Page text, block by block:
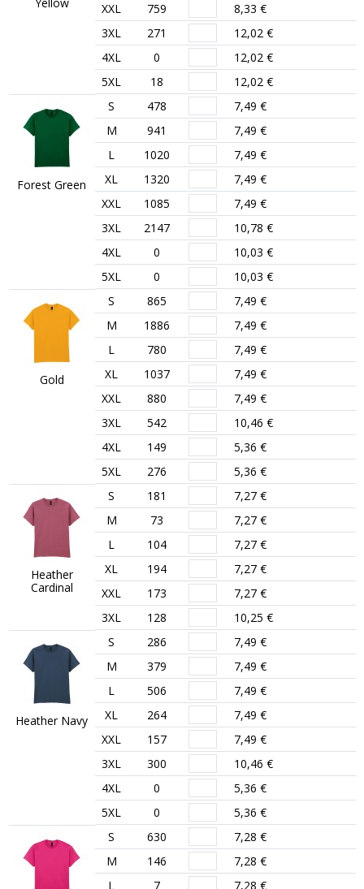
XXL
759
8,33 €
3XL
271
12,02 €
4XL
0
12,02 €
5XL
18 12,02 €
Forest Green
S 478
7,49 €
M
941
7,49 €
L
1020
7,49 €
XL
1320
7,49 €
XXL
1085
7,49 €
3XL
2147
10,78 €
4XL
0
10,03 €
5XL
0 10,03 €
Gold
S 865
7,49 €
M
1886
7,49 €
L
780
7,49 €
XL
1037
7,49 €
XXL
880
7,49 €
3XL
542
10,46 €
4XL
149
5,36 €
5XL
276 5,36 €
Heather
Cardinal
S 181
7,27 €
M
73
7,27 €
L
104
7,27 €
XL
194
7,27 €
XXL
173
7,27 €
3XL
128 10,25 €
Heather Navy
S 286
7,49 €
M
379
7,49 €
L
506
7,49 €
XL
264
7,49 €
XXL
157
7,49 €
3XL
300
10,46 €
4XL
0
5,36 €
5XL
0
5,36 €
S
630
7,28 €
M
146
7,28 €
L
7 7,28 €